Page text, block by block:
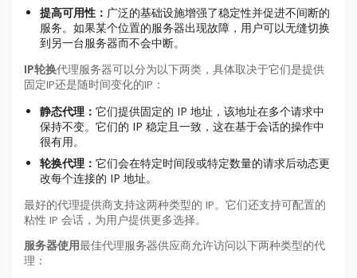
提高可用性： 广泛的基础设施增强了稳定性并促进不间断的
服务。如果某个位置的服务器出现故障，用户可以无缝切换
到另一台服务器而不会中断。
IP轮换代理服务器可以分为以下两类，具体取决于它们是提供
固定IP还是随时间变化的IP：
静态代理： 它们提供固定的 IP 地址，该地址在多个请求中
保持不变。它们的 IP 稳定且一致，这在基于会话的操作中
很有用。
轮换代理： 它们会在特定时间段或特定数量的请求后动态更
改每个连接的 IP 地址。
最好的代理提供商支持这两种类型的 IP。它们还支持可配置的
粘性 IP 会话，为用户提供更多选择。
服务器使用最佳代理服务器供应商允许访问以下两种类型的代
理：